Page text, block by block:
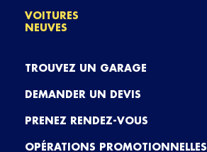
VOITURES
NEUVES
TROUVEZ UN GARAGE
DEMANDER UN DEVIS
PRENEZ RENDEZ-VOUS
OPÉRATIONS PROMOTIONNELLES